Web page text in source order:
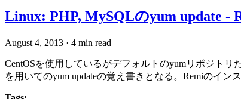
Linux: PHP, MySQLのyum update -
August 4, 2013 · 4 min read
CentOSを使用しているがデフォルトのyumリポジトリ
を用いてのyum updateの覚え書きとなる。Remiのイン